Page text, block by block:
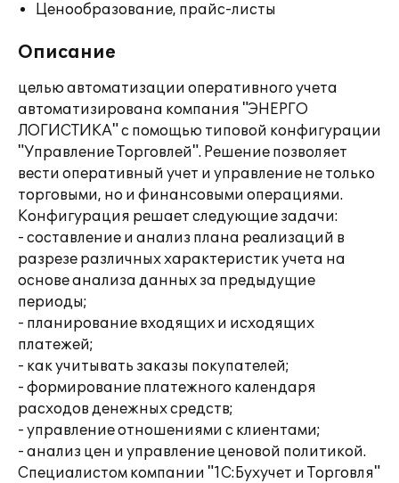
Ценообразование, прайс-листы
Описание
целью автоматизации оперативного учета
автоматизирована компания "ЭНЕРГО
ЛОГИСТИКА" с помощью типовой конфигурации
"Управление Торговлей". Решение позволяет
вести оперативный учет и управление не только
торговыми, но и финансовыми операциями.
Конфигурация решает следующие задачи:
- составление и анализ плана реализаций в
разрезе различных характеристик учета на
основе анализа данных за предыдущие
периоды;
- планирование входящих и исходящих
платежей;
- как учитывать заказы покупателей;
- формирование платежного календаря
расходов денежных средств;
- управление отношениями с клиентами;
- анализ цен и управление ценовой политикой.
Специалистом компании "1С:Бухучет и Торговля"